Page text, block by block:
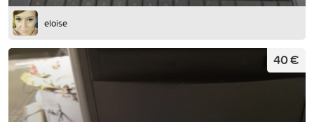
eloise
40 €